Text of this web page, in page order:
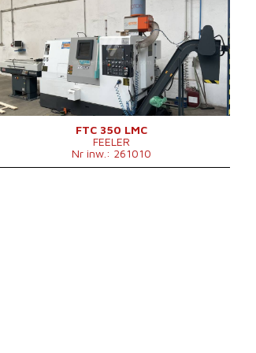
System sterowania
tak
System sterowania Fanuc
0i-TF
Średnica toczenia
235 mm
Długość toczenia
600 mm
Łoże skośne
tak
nie
Przeciwwrzeciono
nie
Przejście przez wrzeciono
52 mm
Głowica frezująca
nie
Napędzane narzędzia
Ilość pozycji narzędzi (z tego
napędzanych)
FTC 350 LMC
FEELER
Nr inw.: 261010